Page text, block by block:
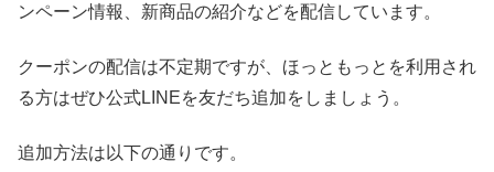
ンペーン情報、新商品の紹介などを配信しています。
クーポンの配信は不定期ですが、ほっともっとを利用され
る方はぜひ公式LINEを友だち追加をしましょう。
追加方法は以下の通りです。